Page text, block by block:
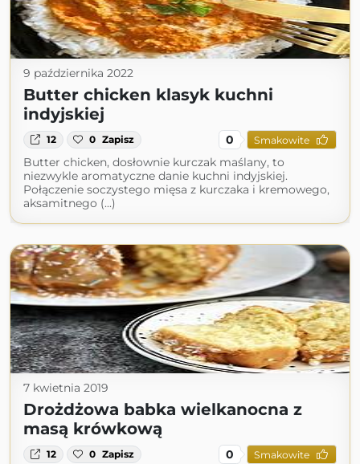
9 października 2022
Butter chicken klasyk kuchni
indyjskiej
12 0 Zapisz 0 Smakowite
Butter chicken, dosłownie kurczak maślany, to
niezwykle aromatyczne danie kuchni indyjskiej.
Połączenie soczystego mięsa z kurczaka i kremowego,
aksamitnego (...)
7 kwietnia 2019
Drożdżowa babka wielkanocna z
masą krówkową
12 0 Zapisz 0 Smakowite